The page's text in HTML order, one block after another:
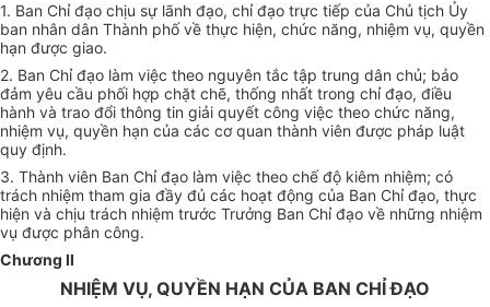
1. Ban Chỉ đạo chịu sự lãnh đạo, chỉ đạo trực tiếp của Chủ tịch Ủy
ban nhân dân Thành phố về thực hiện, chức năng, nhiệm vụ, quyền
hạn được giao.
2. Ban Chỉ đạo làm việc theo nguyên tắc tập trung dân chủ; bảo
đảm yêu cầu phối hợp chặt chẽ, thống nhất trong chỉ đạo, điều
hành và trao đổi thông tin giải quyết công việc theo chức năng,
nhiệm vụ, quyền hạn của các cơ quan thành viên được pháp luật
quy định.
3. Thành viên Ban Chỉ đạo làm việc theo chế độ kiêm nhiệm; có
trách nhiệm tham gia đầy đủ các hoạt động của Ban Chỉ đạo, thực
hiện và chịu trách nhiệm trước Trưởng Ban Chỉ đạo về những nhiệm
vụ được phân công.
Chương II
NHIỆM VỤ, QUYỀN HẠN CỦA BAN CHỈ ĐẠO